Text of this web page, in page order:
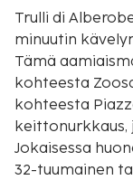
Trulli di
minuutin
Tämä
kohteesta
kohteesta
keittonurkkaus,
Jokaisessa
32-tuumainen